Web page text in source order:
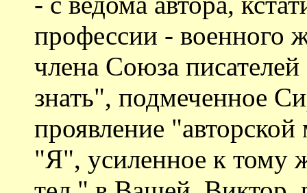
профессии - военного
члена Союза
знать", подмеченное
проявление
"Я", усиленное к тому